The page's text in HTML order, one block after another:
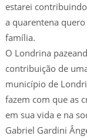
estarei
a quarentena
família.
O Londrina
contribuição de
município de
fazem com que as
em sua vida e na
Gabriel Gardini